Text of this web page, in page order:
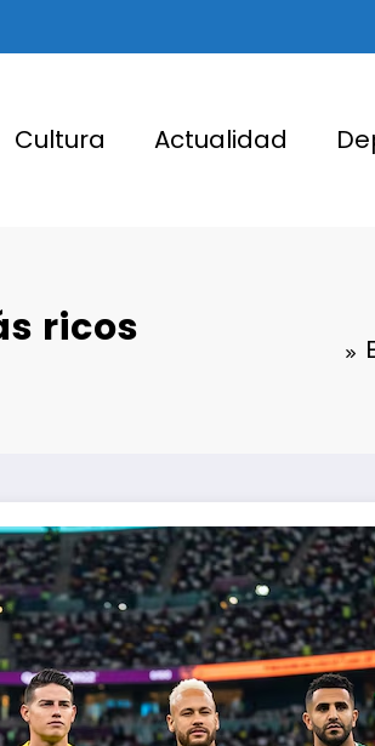
Cultura Actualidad
ricos